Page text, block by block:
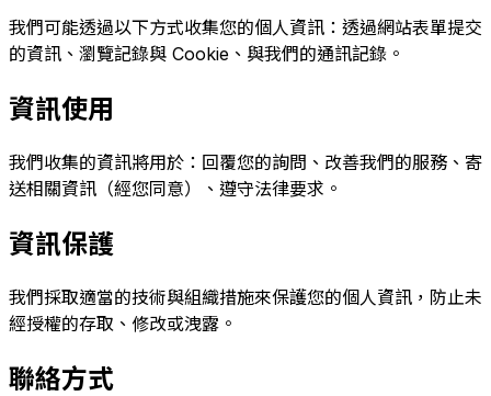
我們可能透過以下方式收集您的個人資訊：透過網站表單提交
的資訊、瀏覽記錄與 Cookie、與我們的通訊記錄。
資訊使用
我們收集的資訊將用於：回覆您的詢問、改善我們的服務、寄
送相關資訊（經您同意）、遵守法律要求。
資訊保護
我們採取適當的技術與組織措施來保護您的個人資訊，防止未
經授權的存取、修改或洩露。
聯絡方式